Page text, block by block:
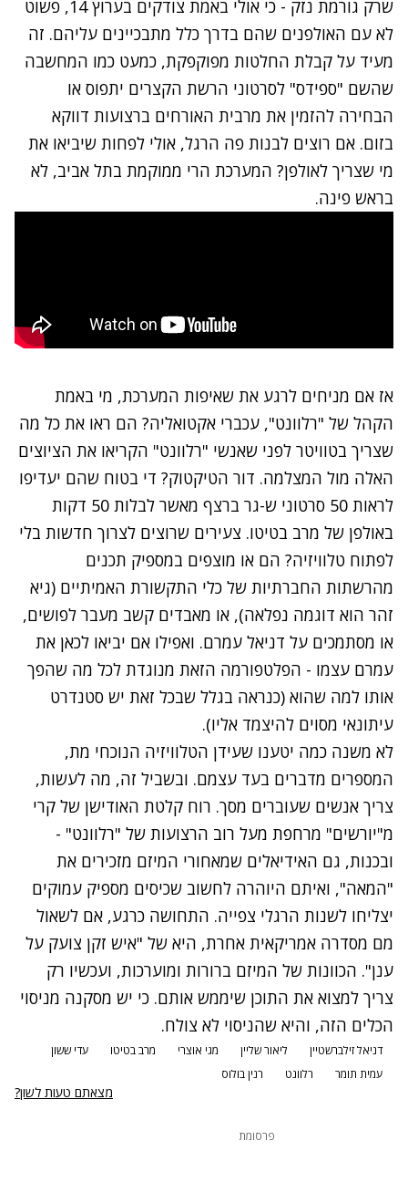
שרק גורמת נזק - כי אולי באמת צודקים בערוץ 14
, פשוט
לא עם האולפנים שהם בדרך כלל מתבכיינים עליהם. זה
מעיד על קבלת החלטות מפוקפקת, כמעט כמו המחשבה
שהשם "ספידס" לסרטוני הרשת הקצרים יתפוס או
הבחירה להזמין את מרבית האורחים ברצועות דווקא
בזום. אם רוצים לבנות פה הרגל, אולי לפחות שיביאו את
מי שצריך לאולפן? המערכת הרי ממוקמת בתל אביב, לא
בראש פינה.
אז אם מניחים לרגע את שאיפות המערכת, מי באמת
הקהל של "רלוונט", עכברי אקטואליה? הם ראו את כל מה
שצריך בטוויטר לפני שאנשי "רלוונט" הקריאו את הציוצים
האלה מול המצלמה. דור הטיקטוק? די בטוח שהם יעדיפו
לראות 50 סרטוני ש-גר ברצף מאשר לבלות 50 דקות
באולפן של מרב בטיטו. צעירים שרוצים לצרוך חדשות בלי
לפתוח טלוויזיה? הם או מוצפים במספיק תכנים
מהרשתות החברתיות של כלי התקשורת האמיתיים (גיא
זהר הוא דוגמה נפלאה), או מאבדים קשב מעבר לפושים,
או מסתמכים על דניאל עמרם. ואפילו אם יביאו לכאן את
עמרם עצמו - הפלטפורמה הזאת מנוגדת לכל מה שהפך
אותו למה שהוא (כנראה בגלל שבכל זאת יש סטנדרט
עיתונאי מסוים להיצמד אליו).
לא משנה כמה יטענו שעידן הטלוויזיה הנוכחי מת,
המספרים מדברים בעד עצמם. ובשביל זה, מה לעשות,
צריך אנשים שעוברים מסך. רוח קלטת האודישן של קרי
מ"יורשים" מרחפת מעל רוב הרצועות של "רלוונט" -
ובכנות, גם האידיאלים שמאחורי המיזם מזכירים את
"המאה", ואיתם היוהרה לחשוב שכיסים מספיק עמוקים
יצליחו לשנות הרגלי צפייה. התחושה כרגע, אם לשאול
מם מסדרה אמריקאית אחרת, היא של "איש זקן צועק על
ענן". הכוונות של המיזם ברורות ומוערכות, ועכשיו רק
צריך למצוא את התוכן שיממש אותם. כי יש מסקנה מניסוי
הכלים הזה, והיא שהניסוי לא צולח.
דניאל זילברשטיין ליאור שליין מגי אוצרי מרב בטיטו
עדי ששון
עמית תומר
רלוונט רנין בולוס
מצאתם טעות לשון?
פרסומת